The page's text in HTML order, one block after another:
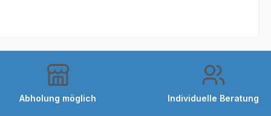
Abholung möglich Individuelle Beratung